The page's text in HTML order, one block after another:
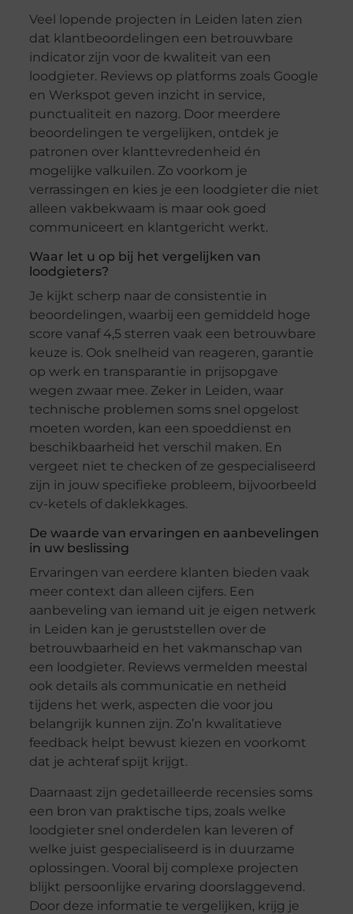
Veel lopende projecten in Leiden laten zien
dat klantbeoordelingen een betrouwbare
indicator zijn voor de kwaliteit van een
loodgieter. Reviews op platforms zoals Google
en Werkspot geven inzicht in service,
punctualiteit en nazorg. Door meerdere
beoordelingen te vergelijken, ontdek je
patronen over klanttevredenheid én
mogelijke valkuilen. Zo voorkom je
verrassingen en kies je een loodgieter die niet
alleen vakbekwaam is maar ook goed
communiceert en klantgericht werkt.
Waar let u op bij het vergelijken van
loodgieters?
Je kijkt scherp naar de consistentie in
beoordelingen, waarbij een gemiddeld hoge
score vanaf 4,5 sterren vaak een betrouwbare
keuze is. Ook snelheid van reageren, garantie
op werk en transparantie in prijsopgave
wegen zwaar mee. Zeker in Leiden, waar
technische problemen soms snel opgelost
moeten worden, kan een spoeddienst en
beschikbaarheid het verschil maken. En
vergeet niet te checken of ze gespecialiseerd
zijn in jouw specifieke probleem, bijvoorbeeld
cv-ketels of daklekkages.
De waarde van ervaringen en aanbevelingen
in uw beslissing
Ervaringen van eerdere klanten bieden vaak
meer context dan alleen cijfers. Een
aanbeveling van iemand uit je eigen netwerk
in Leiden kan je geruststellen over de
betrouwbaarheid en het vakmanschap van
een loodgieter. Reviews vermelden meestal
ook details als communicatie en netheid
tijdens het werk, aspecten die voor jou
belangrijk kunnen zijn. Zo’n kwalitatieve
feedback helpt bewust kiezen en voorkomt
dat je achteraf spijt krijgt.
Daarnaast zijn gedetailleerde recensies soms
een bron van praktische tips, zoals welke
loodgieter snel onderdelen kan leveren of
welke juist gespecialiseerd is in duurzame
oplossingen. Vooral bij complexe projecten
blijkt persoonlijke ervaring doorslaggevend.
Door deze informatie te vergelijken, krijg je